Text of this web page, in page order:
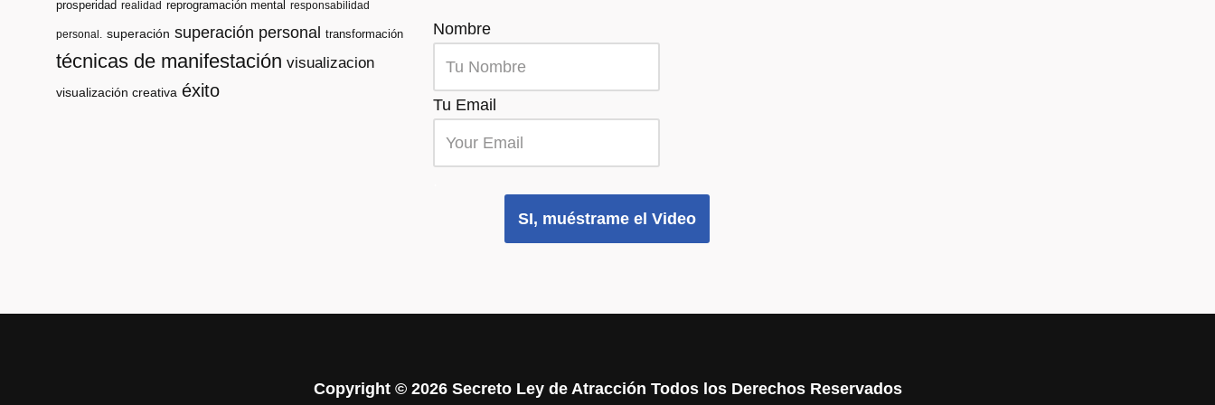
prosperidad realidad reprogramación mental responsabilidad
personal. superación superación personal transformación
técnicas de manifestación visualizacion
visualización creativa éxito
Nombre
Tu Email
SI, muéstrame el Video
Copyright © 2026 Secreto Ley de Atracción Todos los Derechos Reservados